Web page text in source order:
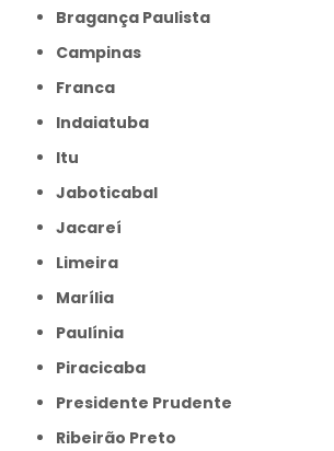
Bragança Paulista
Campinas
Franca
Indaiatuba
Itu
Jaboticabal
Jacareí
Limeira
Marília
Paulínia
Piracicaba
Presidente Prudente
Ribeirão Preto